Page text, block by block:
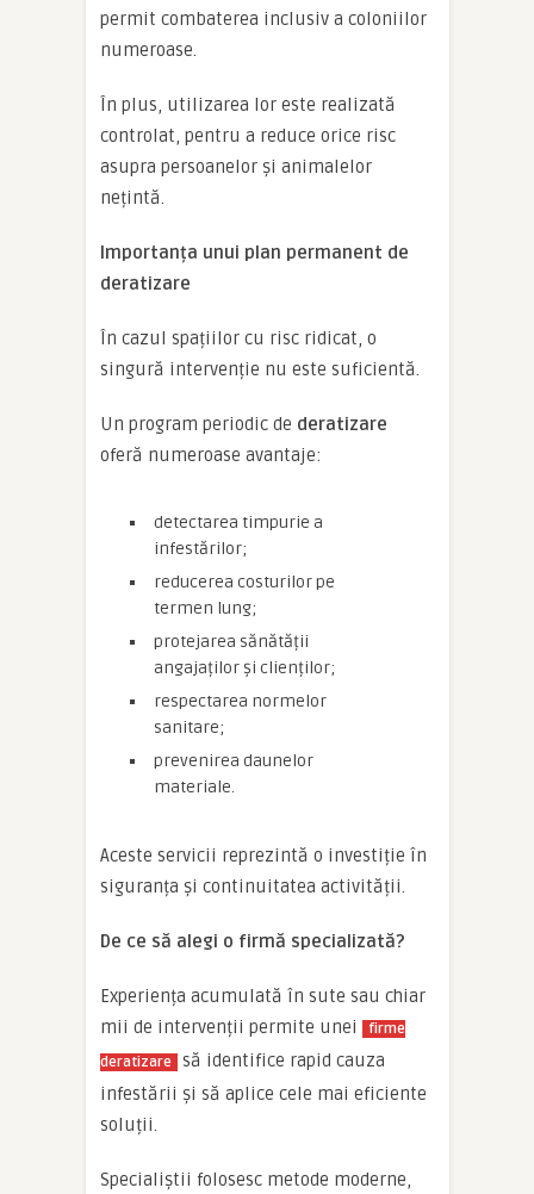
permit combaterea inclusiv a coloniilor
numeroase.
În plus, utilizarea lor este realizată
controlat, pentru a reduce orice risc
asupra persoanelor și animalelor
nețintă.
Importanța unui plan permanent de
deratizare
În cazul spațiilor cu risc ridicat, o
singură intervenție nu este suficientă.
Un program periodic de deratizare
oferă numeroase avantaje:
detectarea timpurie a
infestărilor;
reducerea costurilor pe
termen lung;
protejarea sănătății
angajaților și clienților;
respectarea normelor
sanitare;
prevenirea daunelor
materiale.
Aceste servicii reprezintă o investiție în
siguranța și continuitatea activității.
De ce să alegi o firmă specializată?
Experiența acumulată în sute sau chiar
mii de intervenții permite unei
firme
deratizare
să identifice rapid cauza
infestării și să aplice cele mai eficiente
soluții.
Specialiștii folosesc metode moderne,